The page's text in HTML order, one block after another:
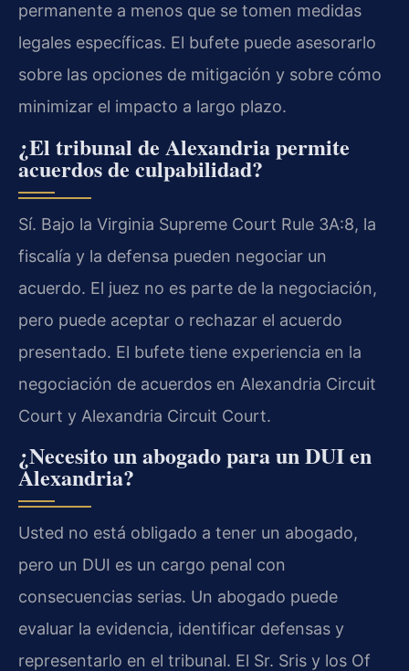
permanente a menos que se tomen medidas
legales específicas. El bufete puede asesorarlo
sobre las opciones de mitigación y sobre cómo
minimizar el impacto a largo plazo.
¿El tribunal de Alexandria permite
acuerdos de culpabilidad?
Sí. Bajo la Virginia Supreme Court Rule 3A:8, la
fiscalía y la defensa pueden negociar un
acuerdo. El juez no es parte de la negociación,
pero puede aceptar o rechazar el acuerdo
presentado. El bufete tiene experiencia en la
negociación de acuerdos en Alexandria Circuit
Court y Alexandria Circuit Court.
¿Necesito un abogado para un DUI en
Alexandria?
Usted no está obligado a tener un abogado,
pero un DUI es un cargo penal con
consecuencias serias. Un abogado puede
evaluar la evidencia, identificar defensas y
representarlo en el tribunal. El Sr. Sris y los Of